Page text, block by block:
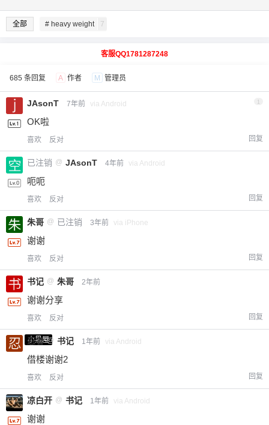
全部 # heavy weight 7
客服QQ1781287248
685 条回复 A 作者 M 管理员
JAsonT 7年前 via Android 1
OK啦
喜欢 反对 回复
已注销 @ JAsonT 4年前 via Android
呃呃
喜欢 反对 回复
朱哥 @ 已注销 3年前 via iPhone
谢谢
喜欢 反对 回复
书记 @ 朱哥 2年前
谢谢分享
喜欢 反对 回复
小黑屋
忍者 @ 书记 1年前 via Android
借楼谢谢2
喜欢 反对 回复
凉白开 @ 书记 1年前 via Android
谢谢